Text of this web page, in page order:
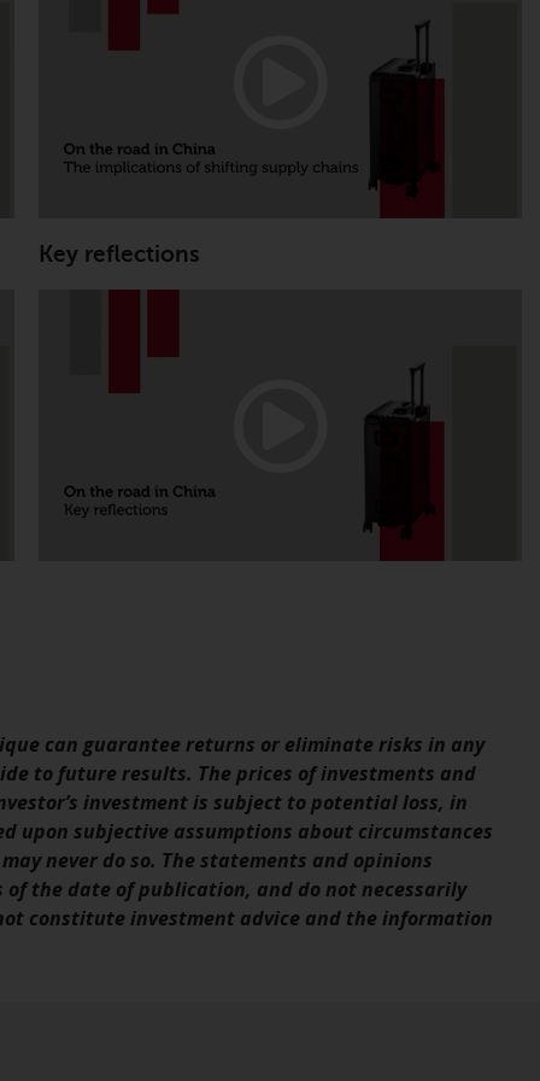
Einschränkungen zu informieren und diese
zu beachten. Auf dieser Website erwähnte
den Vertrieb in jenen Gerichtsbarkeiten
bestimmt, in denen und an diejenigen
Personen, denen das Anbieten solcher
Dies ist ein Werbedokument.
beziehen sich auf ausländische Organismen
für kollektive Kapitalanlagen, die von RWC
Asset Management LLP oder einem ihrer
und Anleger genießen daher nicht den vollen
Anlegerschutz nach dem Bundesgesetz über
die kollektiven Kapitalanlagen von 23. Juni
2006 («KAG») oder Aufsicht durch die FINMA.
Redwheel-verwaltete Fonds, die nicht von
der FINMA bewilligt wurden, dürfen in der
Schweiz nur qualifizierten Anlegern im Sinne
Key reflections
can guarantee returns or eliminate risks in any
to future results. The prices of investments and
investment is subject to potential loss, in
upon subjective assumptions about circumstances
never do so. The statements and opinions
the date of publication, and do not necessarily
constitute investment advice and the information